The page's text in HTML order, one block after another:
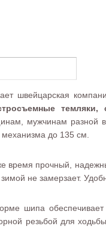
швейцарская
мужчинам
до 135 см.
же время прочный,
не замерзает.
шипа
резьбой для